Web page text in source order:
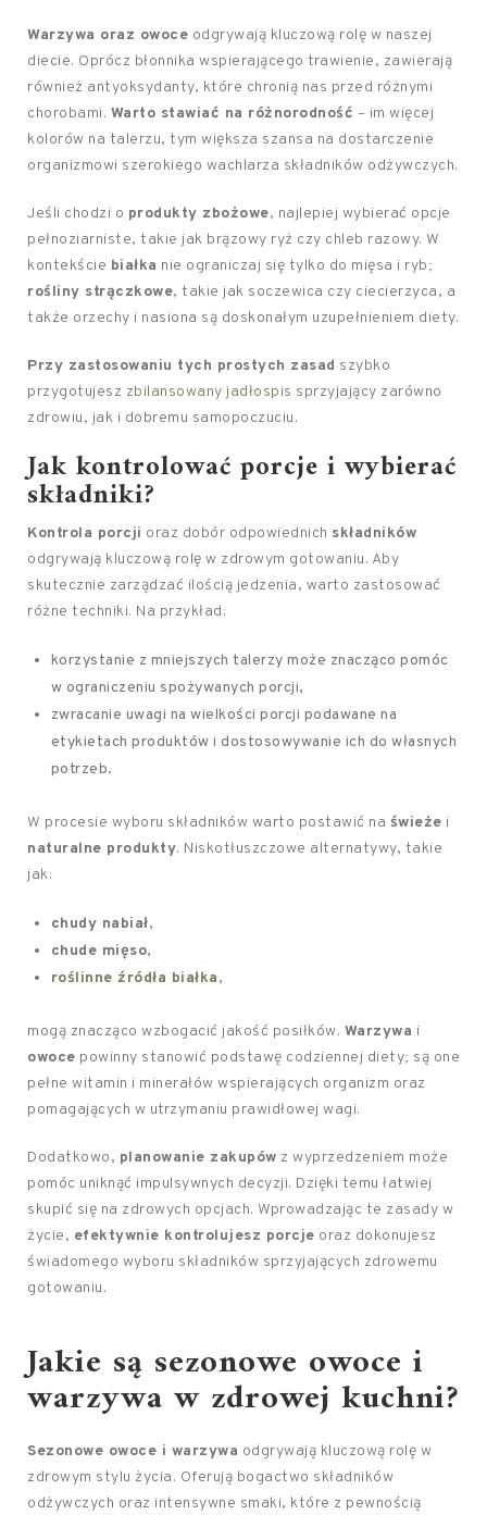
Warzywa oraz owoce odgrywają kluczową rolę w naszej
diecie. Oprócz błonnika wspierającego trawienie, zawierają
również antyoksydanty, które chronią nas przed różnymi
chorobami. Warto stawiać na różnorodność – im więcej
kolorów na talerzu, tym większa szansa na dostarczenie
organizmowi szerokiego wachlarza składników odżywczych.
Jeśli chodzi o produkty zbożowe, najlepiej wybierać opcje
pełnoziarniste, takie jak brązowy ryż czy chleb razowy. W
kontekście białka nie ograniczaj się tylko do mięsa i ryb;
rośliny strączkowe, takie jak soczewica czy ciecierzyca, a
także orzechy i nasiona są doskonałym uzupełnieniem diety.
Przy zastosowaniu tych prostych zasad szybko
przygotujesz zbilansowany jadłospis sprzyjający zarówno
zdrowiu, jak i dobremu samopoczuciu.
Jak kontrolować porcje i wybierać
składniki?
Kontrola porcji oraz dobór odpowiednich składników
odgrywają kluczową rolę w zdrowym gotowaniu. Aby
skutecznie zarządzać ilością jedzenia, warto zastosować
różne techniki. Na przykład:
korzystanie z mniejszych talerzy może znacząco pomóc
w ograniczeniu spożywanych porcji,
zwracanie uwagi na wielkości porcji podawane na
etykietach produktów i dostosowywanie ich do własnych
potrzeb.
W procesie wyboru składników warto postawić na świeże i
naturalne produkty. Niskotłuszczowe alternatywy, takie
jak:
chudy nabiał,
chude mięso,
roślinne źródła białka,
mogą znacząco wzbogacić jakość posiłków. Warzywa i
owoce powinny stanowić podstawę codziennej diety; są one
pełne witamin i minerałów wspierających organizm oraz
pomagających w utrzymaniu prawidłowej wagi.
Dodatkowo, planowanie zakupów z wyprzedzeniem może
pomóc uniknąć impulsywnych decyzji. Dzięki temu łatwiej
skupić się na zdrowych opcjach. Wprowadzając te zasady w
życie, efektywnie kontrolujesz porcje oraz dokonujesz
świadomego wyboru składników sprzyjających zdrowemu
gotowaniu.
Jakie są sezonowe owoce i
warzywa w zdrowej kuchni?
Sezonowe owoce i warzywa odgrywają kluczową rolę w
zdrowym stylu życia. Oferują bogactwo składników
odżywczych oraz intensywne smaki, które z pewnością